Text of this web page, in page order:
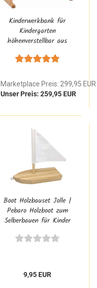
Kinderwerkbank für
Kindergarten
höhenverstellbar aus
Schraubstock, 4-fach
Marketplace Preis: 299,95 EUR
Unser Preis: 259,95 EUR
Boot Holzbauset Jolle |
Pebaro Holzboot zum
Selberbauen für Kinder
9,95 EUR